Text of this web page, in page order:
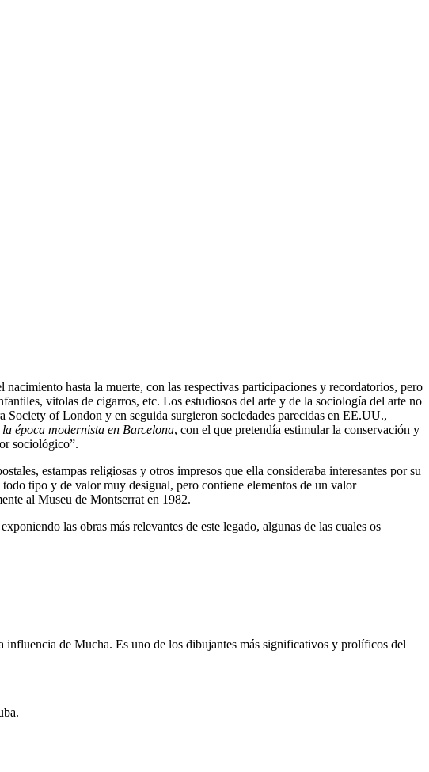
hasta la muerte, con las respectivas participaciones y recordatorios, pero
vitolas de cigarros, etc. Los estudiosos del arte y de la sociología del arte no
of London y en seguida surgieron sociedades parecidas en EE.UU.,
época modernista en Barcelona, con el que pretendía estimular la conservación y
sociológico”.
estampas religiosas y otros impresos que ella consideraba interesantes por su
tipo y de valor muy desigual, pero contiene elementos de un valor
al Museu de Montserrat en 1982.
las obras más relevantes de este legado, algunas de las cuales os
de Mucha. Es uno de los dibujantes más significativos y prolíficos del